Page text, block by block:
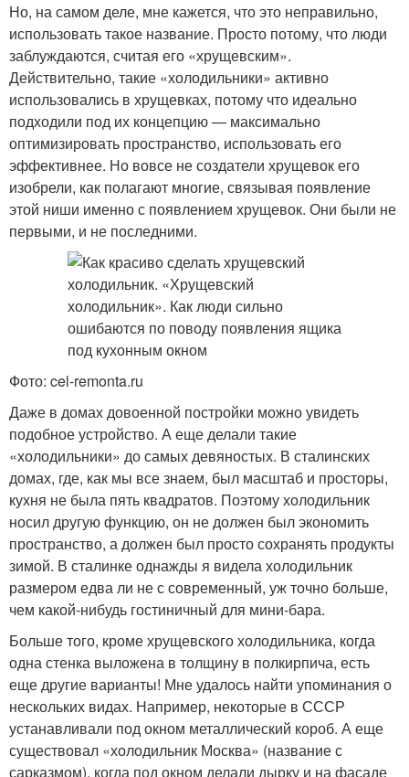
Но, на самом деле, мне кажется, что это неправильно,
использовать такое название. Просто потому, что люди
заблуждаются, считая его «хрущевским».
Действительно, такие «холодильники» активно
использовались в хрущевках, потому что идеально
подходили под их концепцию — максимально
оптимизировать пространство, использовать его
эффективнее. Но вовсе не создатели хрущевок его
изобрели, как полагают многие, связывая появление
этой ниши именно с появлением хрущевок. Они были не
первыми, и не последними.
Фото: cel-remonta.ru
Даже в домах довоенной постройки можно увидеть
подобное устройство. А еще делали такие
«холодильники» до самых девяностых. В сталинских
домах, где, как мы все знаем, был масштаб и просторы,
кухня не была пять квадратов. Поэтому холодильник
носил другую функцию, он не должен был экономить
пространство, а должен был просто сохранять продукты
зимой. В сталинке однажды я видела холодильник
размером едва ли не с современный, уж точно больше,
чем какой-нибудь гостиничный для мини-бара.
Больше того, кроме хрущевского холодильника, когда
одна стенка выложена в толщину в полкирпича, есть
еще другие варианты! Мне удалось найти упоминания о
нескольких видах. Например, некоторые в СССР
устанавливали под окном металлический короб. А еще
существовал «холодильник Москва» (название с
сарказмом), когда под окном делали дырку и на фасаде